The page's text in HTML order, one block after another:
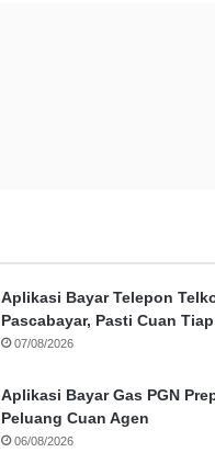
Aplikasi Bayar Telepon
Pascabayar, Pasti Cuan
07/08/2026
Aplikasi Bayar Gas PGN
Peluang Cuan Agen
06/08/2026